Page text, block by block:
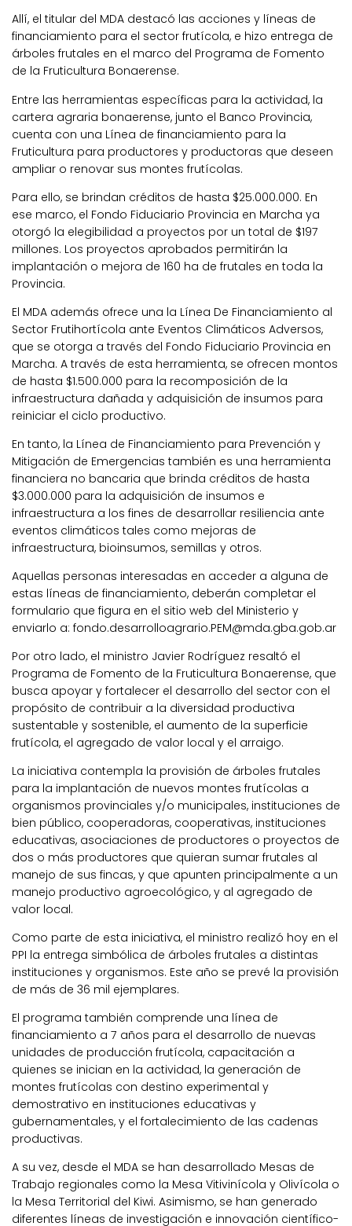
Allí, el titular del MDA destacó las acciones y líneas de
financiamiento para el sector frutícola, e hizo entrega de
árboles frutales en el marco del Programa de Fomento
de la Fruticultura Bonaerense.
Entre las herramientas específicas para la actividad, la
cartera agraria bonaerense, junto el Banco Provincia,
cuenta con una Línea de financiamiento para la
Fruticultura para productores y productoras que deseen
ampliar o renovar sus montes frutícolas.
Para ello, se brindan créditos de hasta $25.000.000. En
ese marco, el Fondo Fiduciario Provincia en Marcha ya
otorgó la elegibilidad a proyectos por un total de $197
millones. Los proyectos aprobados permitirán la
implantación o mejora de 160 ha de frutales en toda la
Provincia.
El MDA además ofrece una la Línea De Financiamiento al
Sector Frutihortícola ante Eventos Climáticos Adversos,
que se otorga a través del Fondo Fiduciario Provincia en
Marcha. A través de esta herramienta, se ofrecen montos
de hasta $1.500.000 para la recomposición de la
infraestructura dañada y adquisición de insumos para
reiniciar el ciclo productivo.
En tanto, la Línea de Financiamiento para Prevención y
Mitigación de Emergencias también es una herramienta
financiera no bancaria que brinda créditos de hasta
$3.000.000 para la adquisición de insumos e
infraestructura a los fines de desarrollar resiliencia ante
eventos climáticos tales como mejoras de
infraestructura, bioinsumos, semillas y otros.
Aquellas personas interesadas en acceder a alguna de
estas líneas de financiamiento, deberán completar el
formulario que figura en el sitio web del Ministerio y
enviarlo a: fondo.desarrolloagrario.PEM@mda.gba.gob.ar
Por otro lado, el ministro Javier Rodríguez resaltó el
Programa de Fomento de la Fruticultura Bonaerense, que
busca apoyar y fortalecer el desarrollo del sector con el
propósito de contribuir a la diversidad productiva
sustentable y sostenible, el aumento de la superficie
frutícola, el agregado de valor local y el arraigo.
La iniciativa contempla la provisión de árboles frutales
para la implantación de nuevos montes frutícolas a
organismos provinciales y/o municipales, instituciones de
bien público, cooperadoras, cooperativas, instituciones
educativas, asociaciones de productores o proyectos de
dos o más productores que quieran sumar frutales al
manejo de sus fincas, y que apunten principalmente a un
manejo productivo agroecológico, y al agregado de
valor local.
Como parte de esta iniciativa, el ministro realizó hoy en el
PPI la entrega simbólica de árboles frutales a distintas
instituciones y organismos. Este año se prevé la provisión
de más de 36 mil ejemplares.
El programa también comprende una línea de
financiamiento a 7 años para el desarrollo de nuevas
unidades de producción frutícola, capacitación a
quienes se inician en la actividad, la generación de
montes frutícolas con destino experimental y
demostrativo en instituciones educativas y
gubernamentales, y el fortalecimiento de las cadenas
productivas.
A su vez, desde el MDA se han desarrollado Mesas de
Trabajo regionales como la Mesa Vitivinícola y Olivícola o
la Mesa Territorial del Kiwi. Asimismo, se han generado
diferentes líneas de investigación e innovación científico-